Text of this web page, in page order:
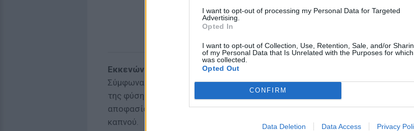
I want to opt-out of processing my Personal Data for Targeted
Advertising.
Opted In
I want to opt-out of Collection, Use, Retention, Sale, and/or
of my Personal Data that Is Unrelated with the Purposes for
was collected.
Opted Out
CONFIRM
Data Deletion Data Access Privacy
Εκκενώνονται οικισμοί
Σύμφωνα με πληροφορίες του xanthi2,gr από το χώρο της πυρκαγιάς, λόγω
της φύσης των χημικών που καίγονται και της διεύθυνσης του ανέμου,
αποφασίστηκε η εκκένωση των οικισμών που βρίσκονται στην πορεία του
καπνού.